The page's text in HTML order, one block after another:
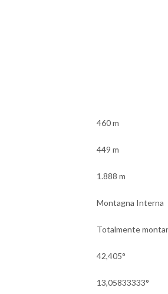
460 m
449 m
1.888 m
Montagna Interna
Totalmente
42,405°
13,05833333°